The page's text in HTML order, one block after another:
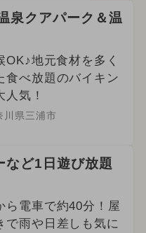
泉クアパーク＆温
OK♪地元食材を多く
食べ放題のバイキン
人気！
川県三浦市
ど1日遊び放題
ら電車で約40分！屋
で雨や日差しも気に